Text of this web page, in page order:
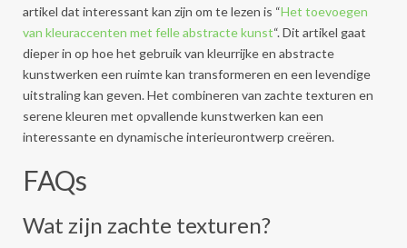
artikel dat interessant kan zijn om te lezen is “Het toevoegen
van kleuraccenten met felle abstracte kunst“. Dit artikel gaat
dieper in op hoe het gebruik van kleurrijke en abstracte
kunstwerken een ruimte kan transformeren en een levendige
uitstraling kan geven. Het combineren van zachte texturen en
serene kleuren met opvallende kunstwerken kan een
interessante en dynamische interieurontwerp creëren.
FAQs
Wat zijn zachte texturen?